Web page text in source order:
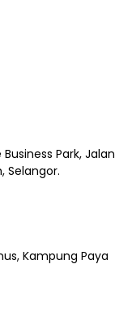
Business Park, Jalan
Selangor.
Kampung Paya